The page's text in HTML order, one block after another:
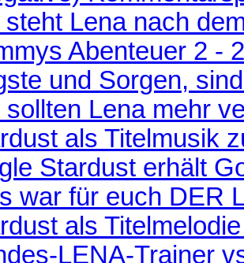
steht Lena nach
Abenteuer 2 -
und Sorgen,
sollten Lena mehr
als Titelmusik
Stardust erhält
war für euch DER
als
LENA-Trainer